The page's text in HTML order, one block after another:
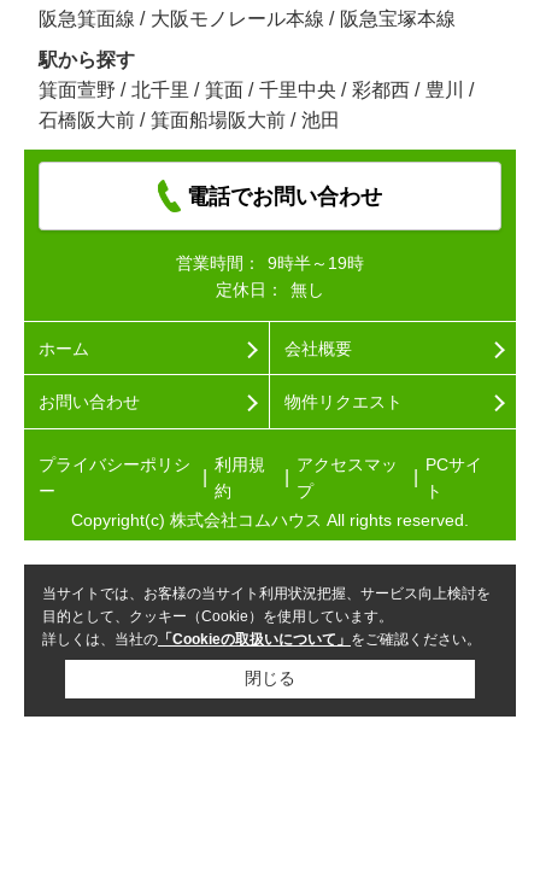
阪急箕面線 / 大阪モノレール本線 / 阪急宝塚本線
駅から探す
箕面萱野 / 北千里 / 箕面 / 千里中央 / 彩都西 / 豊川
/
石橋阪大前 / 箕面船場阪大前 / 池田
電話でお問い合わせ
営業時間：
9時半～19時
定休日：
無し
ホーム 会社概要
お問い合わせ 物件リクエスト
プライバシーポリシ
ー
利用規
約
アクセスマッ
プ
PCサイ
ト
Copyright(c) 株式会社コムハウス All rights reserved.
当サイトでは、お客様の当サイト利用状況把握、サービス向上検討を
目的として、クッキー（Cookie）を使用しています。
詳しくは、当社の 「Cookieの取扱いについて」 をご確認ください。
閉じる